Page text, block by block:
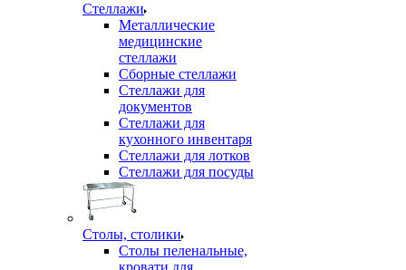
Стеллажи
Металлические
медицинские
стеллажи
Сборные стеллажи
Стеллажи для
документов
Стеллажи для
кухонного инвентаря
Стеллажи для лотков
Стеллажи для посуды
Столы, столики
Столы пеленальные,
кровати для